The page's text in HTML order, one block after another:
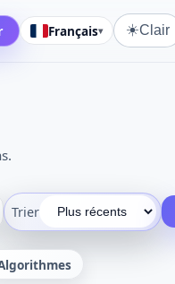
Français▾ ☀️Clair
Trier